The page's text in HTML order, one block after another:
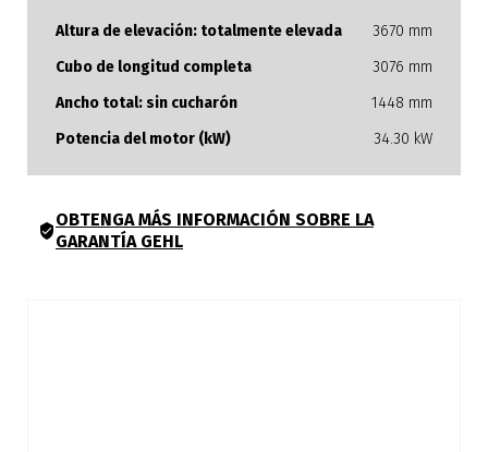
Altura de elevación: totalmente elevada
3670 mm
Cubo de longitud completa
3076 mm
Ancho total: sin cucharón
1448 mm
Potencia del motor (kW)
34.30 kW
OBTENGA MÁS INFORMACIÓN SOBRE LA
GARANTÍA GEHL